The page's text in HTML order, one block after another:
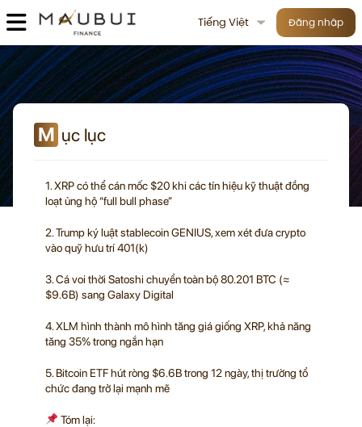
Tiếng Việt Đăng nhập
M ục lục
1. XRP có thể cán mốc $20 khi các tín hiệu kỹ thuật đồng
loạt ủng hộ “full bull phase”
2. Trump ký luật stablecoin GENIUS, xem xét đưa crypto
vào quỹ hưu trí 401(k)
3. Cá voi thời Satoshi chuyển toàn bộ 80.201 BTC (≈
$9.6B) sang Galaxy Digital
4. XLM hình thành mô hình tăng giá giống XRP, khả năng
tăng 35% trong ngắn hạn
5. Bitcoin ETF hút ròng $6.6B trong 12 ngày, thị trường tổ
chức đang trở lại mạnh mẽ
Tóm lại: